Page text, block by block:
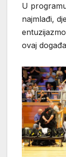
U
najmlađi,
ovaj